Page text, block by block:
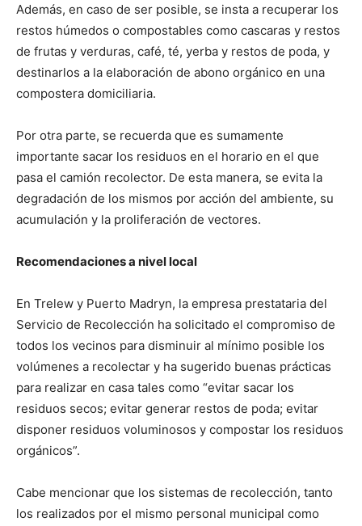
Además, en caso de ser posible, se insta a recuperar los
restos húmedos o compostables como cascaras y restos
de frutas y verduras, café, té, yerba y restos de poda, y
destinarlos a la elaboración de abono orgánico en una
compostera domiciliaria.
Por otra parte, se recuerda que es sumamente
importante sacar los residuos en el horario en el que
pasa el camión recolector. De esta manera, se evita la
degradación de los mismos por acción del ambiente, su
acumulación y la proliferación de vectores.
Recomendaciones a nivel local
En Trelew y Puerto Madryn, la empresa prestataria del
Servicio de Recolección ha solicitado el compromiso de
todos los vecinos para disminuir al mínimo posible los
volúmenes a recolectar y ha sugerido buenas prácticas
para realizar en casa tales como “evitar sacar los
residuos secos; evitar generar restos de poda; evitar
disponer residuos voluminosos y compostar los residuos
orgánicos”.
Cabe mencionar que los sistemas de recolección, tanto
los realizados por el mismo personal municipal como